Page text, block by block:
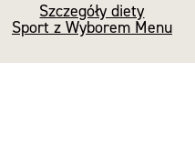
Szczegóły diety
Sport z Wyborem Menu